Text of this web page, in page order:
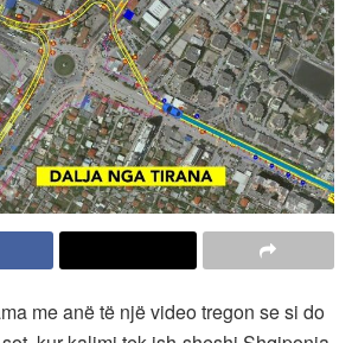
me anë të një video tregon se si do